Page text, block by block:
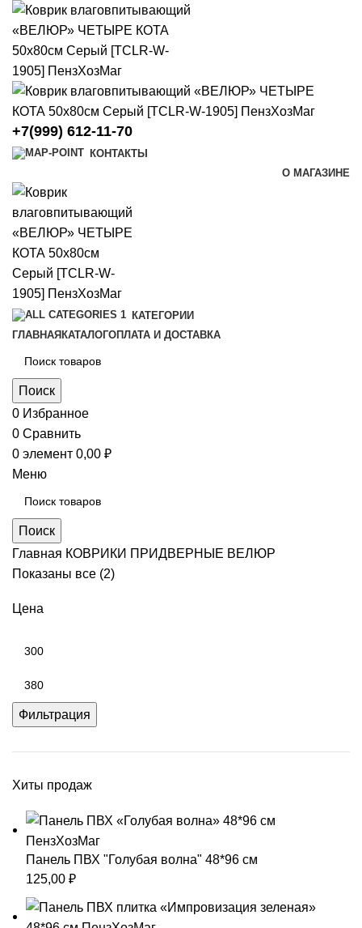
+7(999) 612-11-70
КОНТАКТЫ
О МАГАЗИНЕ
КАТЕГОРИИ
ГЛАВНАЯ КАТАЛОГОПЛАТА И ДОСТАВКА
Поиск
0 Избранное
0 Сравнить
0 элемент 0,00 ₽
Меню
Поиск
Главная КОВРИКИ ПРИДВЕРНЫЕ ВЕЛЮР
Показаны все (2)Сортировка:
Цена
Фильтрация
Хиты продаж
Панель ПВХ "Голубая волна" 48*96 см
125,00 ₽